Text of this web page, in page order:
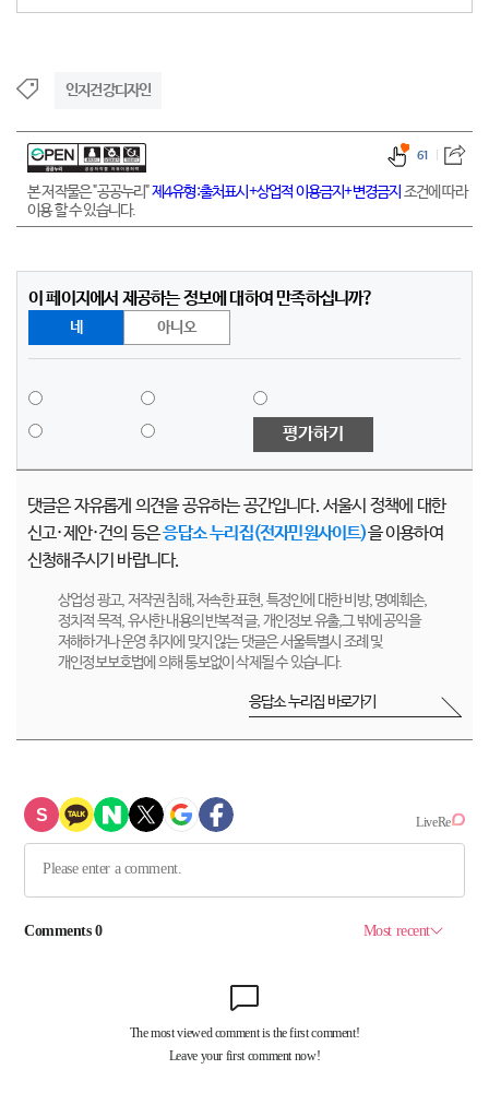
인지건강디자인
본 저작물은 "공공누리"제4유형:출처표시+상업적 이용금지+변경금지 조건에 따라
이용 할 수 있습니다.
61
이 페이지에서 제공하는 정보에 대하여 만족하십니까?
네 아니오
평가하기
댓글은 자유롭게 의견을 공유하는 공간입니다. 서울시 정책에 대한
신고·제안·건의 등은응답소 누리집(전자민원사이트)을 이용하여
신청해주시기 바랍니다.
상업성 광고, 저작권 침해, 저속한 표현, 특정인에 대한 비방, 명예훼손,
정치적 목적, 유사한 내용의 반복적 글, 개인정보 유출,그 밖에 공익을
저해하거나 운영 취지에 맞지 않는 댓글은 서울특별시 조례 및
개인정보보호법에 의해 통보없이 삭제될 수 있습니다.
응답소 누리집 바로가기